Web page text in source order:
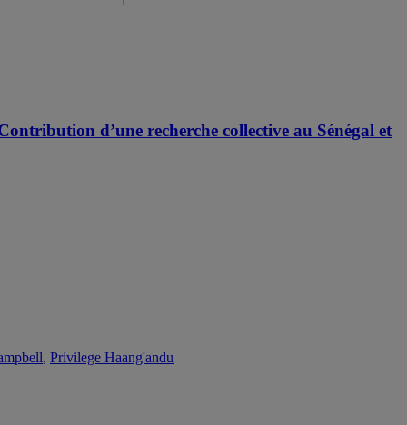
d’une recherche collective au Sénégal et
, Privilege Haang'andu